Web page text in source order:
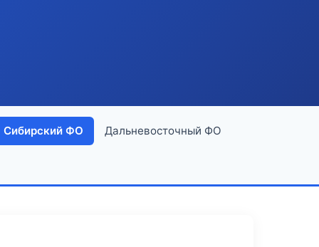
Сибирский ФО Дальневосточный ФО